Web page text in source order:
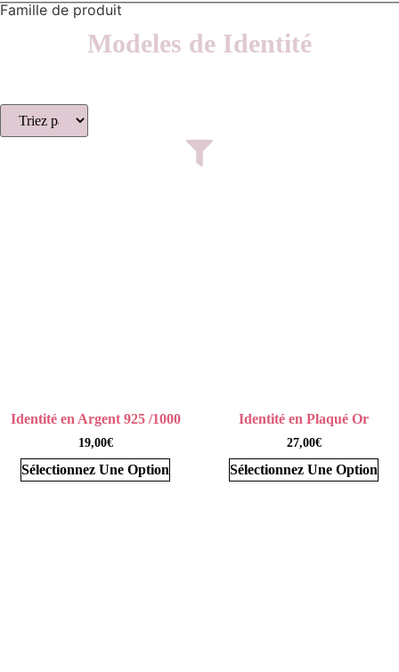
Famille de produit
Modeles de Identité
Identité en Argent 925 /1000
19,00€
Sélectionnez Une Option
Identité en Plaqué Or
27,00€
Sélectionnez Une Option